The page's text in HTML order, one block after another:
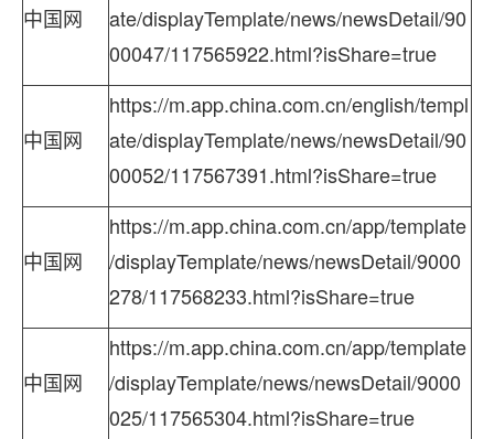
中国网
ate/displayTemplate/news/newsDetail/90
00047/117565922.html?isShare=true
中国网
https://m.app.china.com.cn/english/templ
ate/displayTemplate/news/newsDetail/90
00052/117567391.html?isShare=true
中国网
https://m.app.china.com.cn/app/template
/displayTemplate/news/newsDetail/9000
278/117568233.html?isShare=true
中国网
https://m.app.china.com.cn/app/template
/displayTemplate/news/newsDetail/9000
025/117565304.html?isShare=true